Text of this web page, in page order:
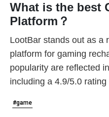
What is the best
Platform？
LootBar stands out as a
platform for gaming
popularity are reflected
including a 4.9/5.0
#game